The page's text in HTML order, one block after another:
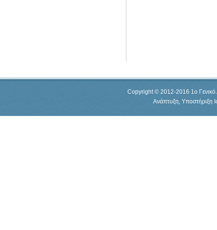
Copyright © 2012-2016 1o Γενικό
Ανάπτυξη, Υποστήριξη